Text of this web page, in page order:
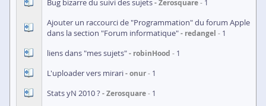
Bug bizarre du suivi des sujets Zerosquare 1
Ajouter un raccourci de "Programmation" du forum Apple
dans la section "Forum informatique"
redangel 1
liens dans "mes sujets" robinHood 1
L'uploader vers mirari onur 1
Stats yN 2010 ? Zerosquare 1